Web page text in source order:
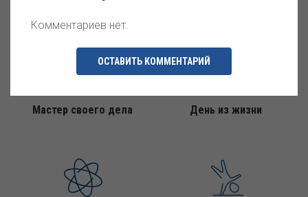
Мастер своего дела День из жизни
Комментариев нет.
ОСТАВИТЬ КОММЕНТАРИЙ